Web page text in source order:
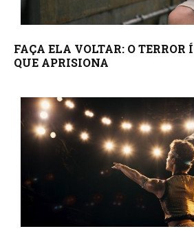
FAÇA ELA VOLTAR: O
QUE APRISIONA